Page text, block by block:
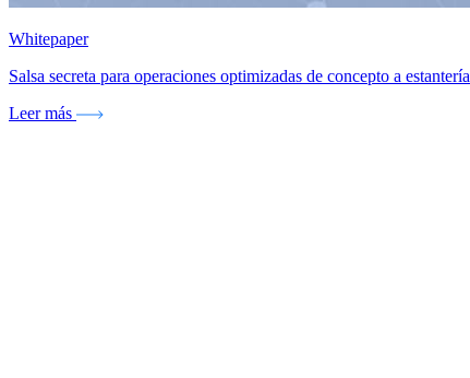
Whitepaper
Salsa secreta para operaciones optimizadas de concepto a estantería
Leer más